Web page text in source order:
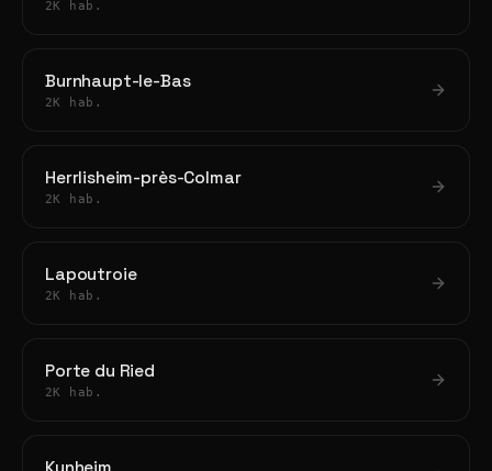
2K hab.
Burnhaupt-le-Bas
2K hab.
Herrlisheim-près-Colmar
2K hab.
Lapoutroie
2K hab.
Porte du Ried
2K hab.